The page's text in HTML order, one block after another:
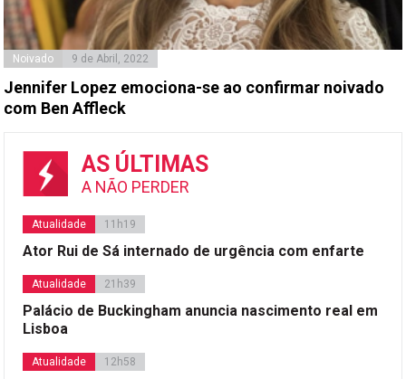
Noivado 9 de Abril, 2022
Jennifer Lopez emociona-se ao confirmar noivado
com Ben Affleck
AS ÚLTIMAS
A NÃO PERDER
Atualidade 11h19
Ator Rui de Sá internado de urgência com enfarte
Atualidade 21h39
Palácio de Buckingham anuncia nascimento real em
Lisboa
Atualidade 12h58